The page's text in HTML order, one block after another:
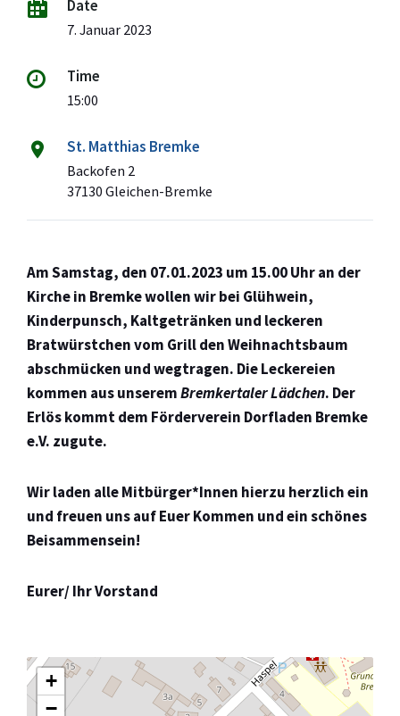
Date
7. Januar 2023
Time
15:00
St. Matthias Bremke
Backofen 2
37130 Gleichen-Bremke
Am Samstag, den 07.01.2023 um 15.00 Uhr an der
Kirche in Bremkewollen wir bei Glühwein,
Kinderpunsch, Kaltgetränken und leckeren
Bratwürstchen vom Grill den Weihnachtsbaum
abschmücken und wegtragen. Die Leckereien
kommen aus unseremBremkertaler Lädchen. Der
Erlös kommt dem Förderverein Dorfladen Bremke
e.V. zugute.
Wir laden alle Mitbürger*Innen hierzu herzlich ein
und freuen uns auf Euer Kommen und ein schönes
Beisammensein!
Eurer/ Ihr Vorstand
+
−